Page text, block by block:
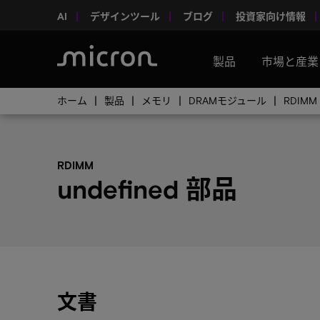
AI デザインツール ブログ 投資家向け情報
製品 市場と産業
ホーム 製品 メモリ DRAMモジュール RDIMM
RDIMM
undefined 部品
文書